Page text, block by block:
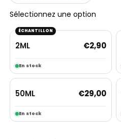
Sélectionnez une option
ÉCHANTILLON
2ML
En stock
€2,90
50ML
En stock
€29,00